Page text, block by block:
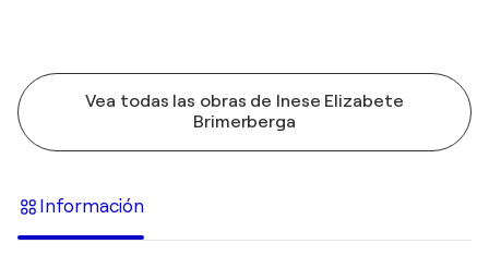
Vea todas las obras de Inese Elizabete
Brimerberga
Información